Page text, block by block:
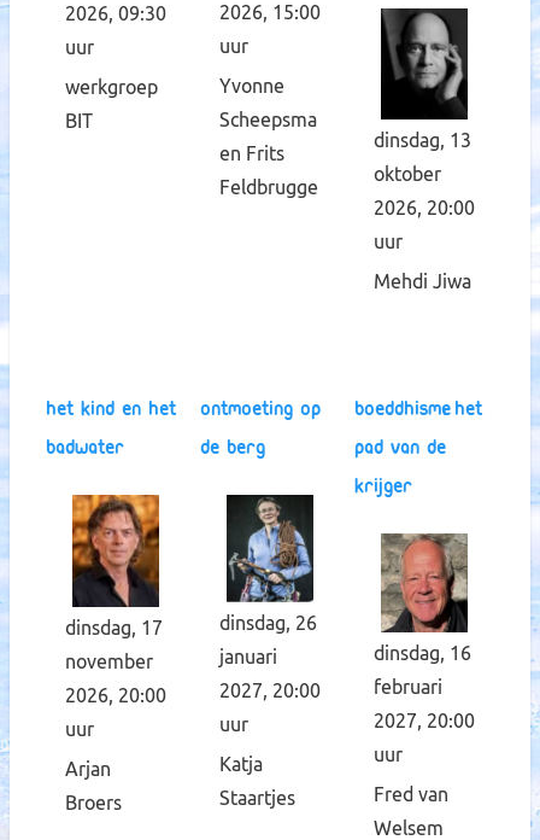
2026, 09:30
uur
werkgroep
BIT
2026, 15:00
uur
Yvonne
Scheepsma
en Frits
Feldbrugge
dinsdag, 13
oktober
2026, 20:00
uur
Mehdi Jiwa
Het kind en het
badwater
dinsdag, 17
november
2026, 20:00
uur
Arjan
Broers
Ontmoeting op
de berg
dinsdag, 26
januari
2027, 20:00
uur
Katja
Staartjes
Boeddhisme, het
pad van de
krijger
dinsdag, 16
februari
2027, 20:00
uur
Fred van
Welsem